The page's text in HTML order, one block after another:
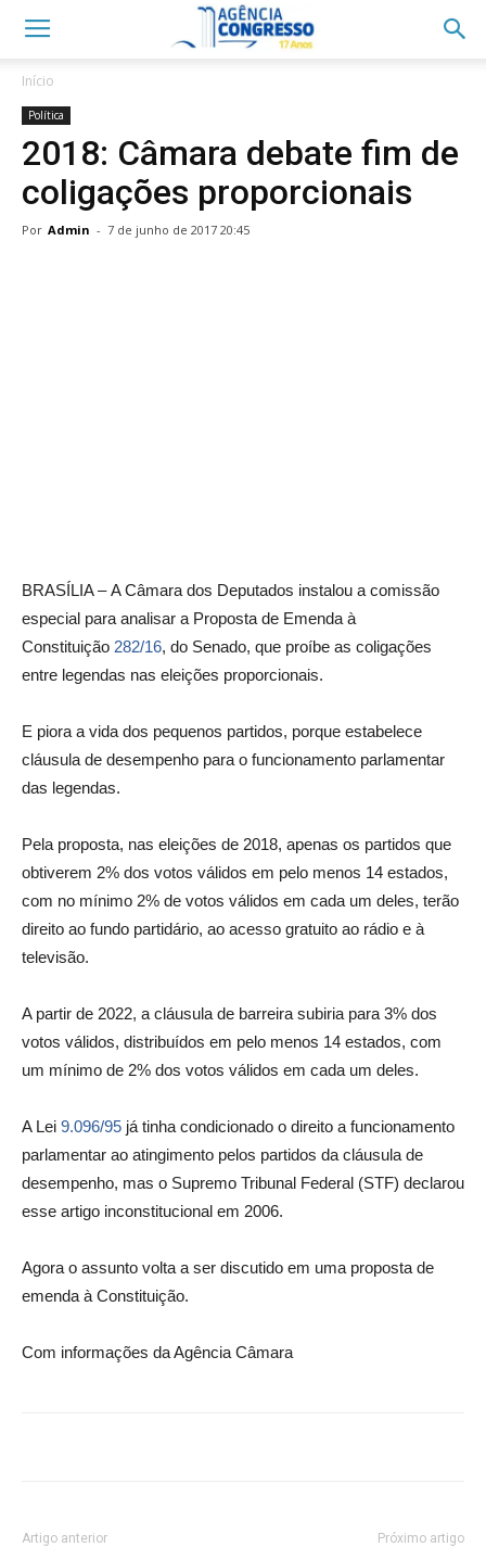
Início
Política
2018: Câmara debate fim de
coligações proporcionais
Por Admin - 7 de junho de 2017 20:45
BRASÍLIA – A Câmara dos Deputados instalou a comissão
especial para analisar a Proposta de Emenda à
Constituição 282/16, do Senado, que proíbe as coligações
entre legendas nas eleições proporcionais.
E piora a vida dos pequenos partidos, porque estabelece
cláusula de desempenho para o funcionamento parlamentar
das legendas.
Pela proposta, nas eleições de 2018, apenas os partidos que
obtiverem 2% dos votos válidos em pelo menos 14 estados,
com no mínimo 2% de votos válidos em cada um deles, terão
direito ao fundo partidário, ao acesso gratuito ao rádio e à
televisão.
A partir de 2022, a cláusula de barreira subiria para 3% dos
votos válidos, distribuídos em pelo menos 14 estados, com
um mínimo de 2% dos votos válidos em cada um deles.
A Lei 9.096/95 já tinha condicionado o direito a funcionamento
parlamentar ao atingimento pelos partidos da cláusula de
desempenho, mas o Supremo Tribunal Federal (STF) declarou
esse artigo inconstitucional em 2006.
Agora o assunto volta a ser discutido em uma proposta de
emenda à Constituição.
Com informações da Agência Câmara
Artigo anterior Próximo artigo